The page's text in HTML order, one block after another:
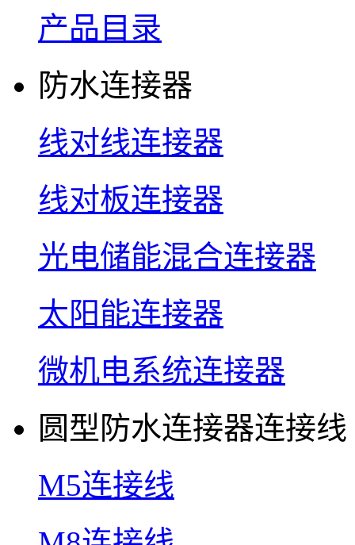
产品目录
防水连接器
线对线连接器
线对板连接器
光电储能混合连接器
太阳能连接器
微机电系统连接器
圆型防水连接器连接线
M5连接线